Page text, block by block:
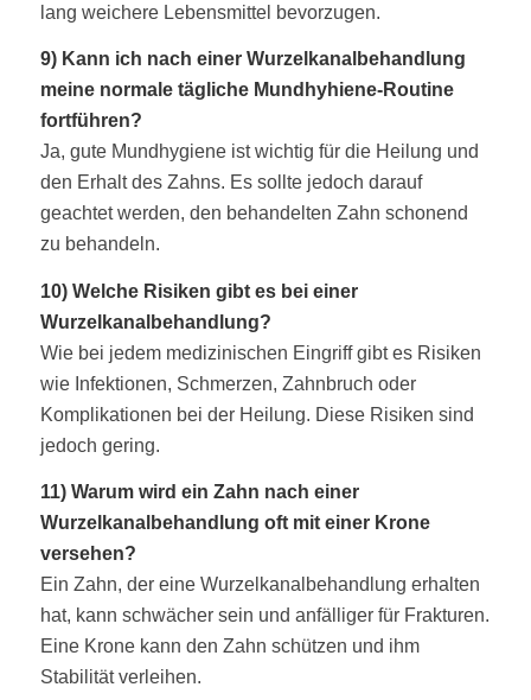
lang weichere Lebensmittel bevorzugen.
9) Kann ich nach einer Wurzelkanalbehandlung
meine normale tägliche Mundhyhiene-Routine
fortführen?
Ja, gute Mundhygiene ist wichtig für die Heilung und
den Erhalt des Zahns. Es sollte jedoch darauf
geachtet werden, den behandelten Zahn schonend
zu behandeln.
10) Welche Risiken gibt es bei einer
Wurzelkanalbehandlung?
Wie bei jedem medizinischen Eingriff gibt es Risiken
wie Infektionen, Schmerzen, Zahnbruch oder
Komplikationen bei der Heilung. Diese Risiken sind
jedoch gering.
11) Warum wird ein Zahn nach einer
Wurzelkanalbehandlung oft mit einer Krone
versehen?
Ein Zahn, der eine Wurzelkanalbehandlung erhalten
hat, kann schwächer sein und anfälliger für Frakturen.
Eine Krone kann den Zahn schützen und ihm
Stabilität verleihen.